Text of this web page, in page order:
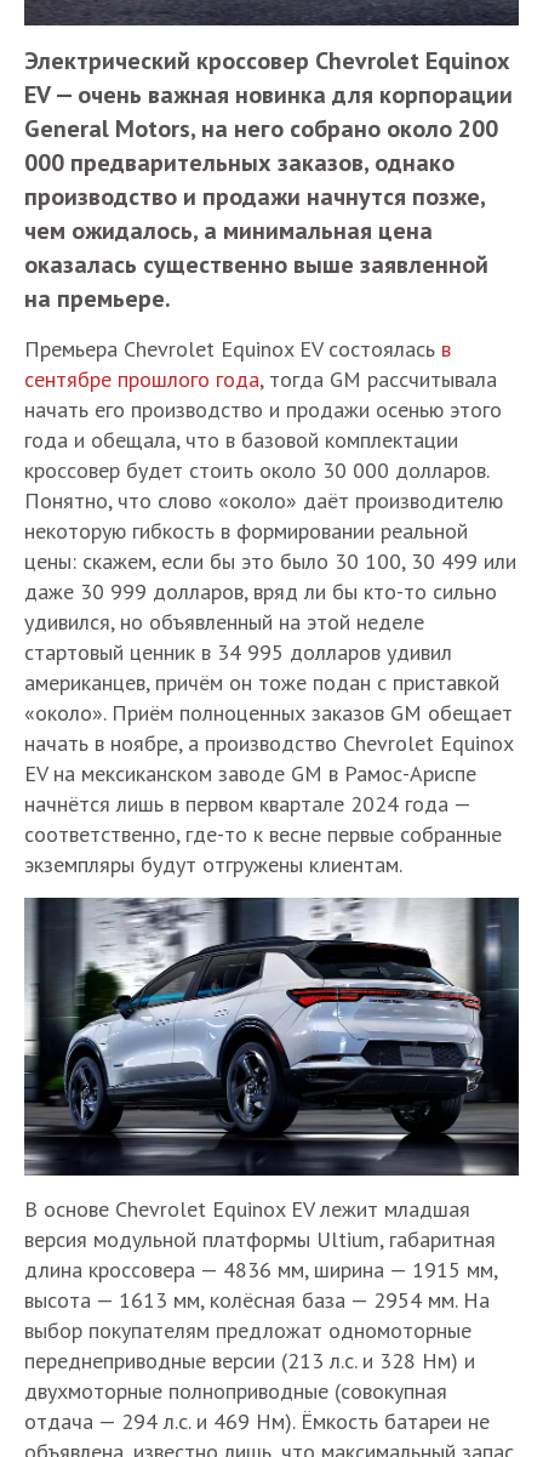
Электрический кроссовер Chevrolet Equinox
EV — очень важная новинка для корпорации
General Motors, на него собрано около 200
000 предварительных заказов, однако
производство и продажи начнутся позже,
чем ожидалось, а минимальная цена
оказалась существенно выше заявленной
на премьере.
Премьера Chevrolet Equinox EV состоялась в
сентябре прошлого года, тогда GM рассчитывала
начать его производство и продажи осенью этого
года и обещала, что в базовой комплектации
кроссовер будет стоить около 30 000 долларов.
Понятно, что слово «около» даёт производителю
некоторую гибкость в формировании реальной
цены: скажем, если бы это было 30 100, 30 499 или
даже 30 999 долларов, вряд ли бы кто-то сильно
удивился, но объявленный на этой неделе
стартовый ценник в 34 995 долларов удивил
американцев, причём он тоже подан с приставкой
«около». Приём полноценных заказов GM обещает
начать в ноябре, а производство Chevrolet Equinox
EV на мексиканском заводе GM в Рамос-Ариспе
начнётся лишь в первом квартале 2024 года —
соответственно, где-то к весне первые собранные
экземпляры будут отгружены клиентам.
В основе Chevrolet Equinox EV лежит младшая
версия модульной платформы Ultium, габаритная
длина кроссовера — 4836 мм, ширина — 1915 мм,
высота — 1613 мм, колёсная база — 2954 мм. На
выбор покупателям предложат одномоторные
переднеприводные версии (213 л.с. и 328 Нм) и
двухмоторные полноприводные (совокупная
отдача — 294 л.с. и 469 Нм). Ёмкость батареи не